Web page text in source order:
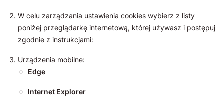
W celu zarządzania ustawienia cookies wybierz z listy
poniżej przeglądarkę internetową, której używasz i postępuj
zgodnie z instrukcjami:
Urządzenia mobilne:
Edge
Internet Explorer